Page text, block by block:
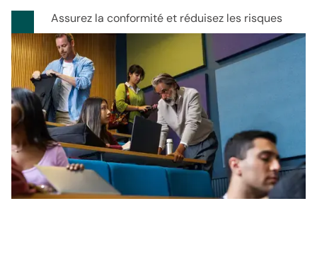
Assurez la conformité et réduisez les risques